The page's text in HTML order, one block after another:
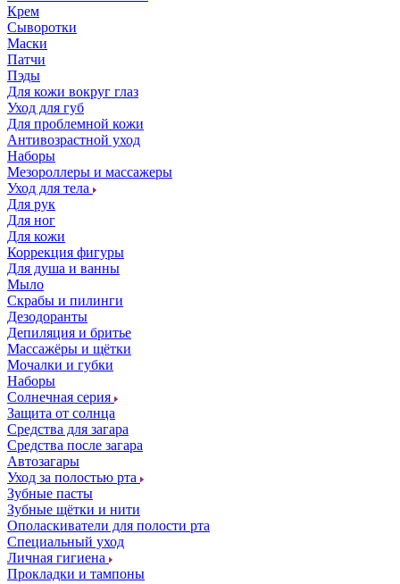
Крем
Сыворотки
Маски
Патчи
Пэды
Для кожи вокруг глаз
Уход для губ
Для проблемной кожи
Антивозрастной уход
Наборы
Мезороллеры и массажеры
Уход для тела
Для рук
Для ног
Для кожи
Коррекция фигуры
Для душа и ванны
Мыло
Скрабы и пилинги
Дезодоранты
Депиляция и бритье
Массажёры и щётки
Мочалки и губки
Наборы
Солнечная серия
Защита от солнца
Средства для загара
Средства после загара
Автозагары
Уход за полостью рта
Зубные пасты
Зубные щётки и нити
Ополаскиватели для полости рта
Специальный уход
Личная гигиена
Прокладки и тампоны